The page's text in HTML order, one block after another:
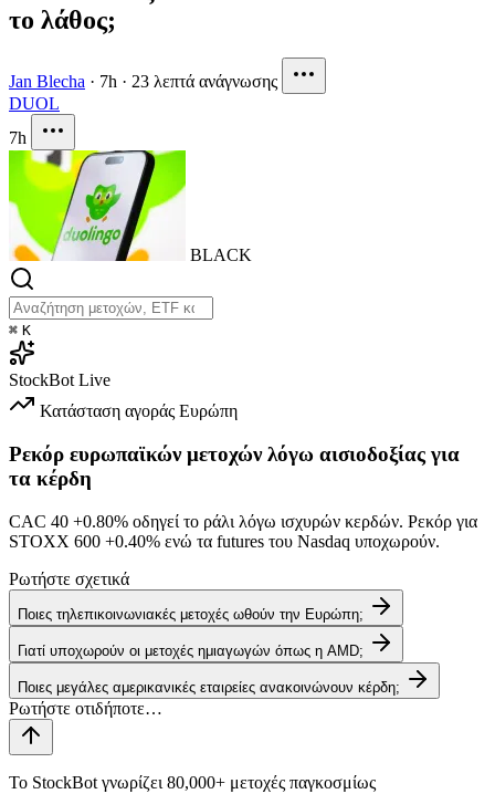
το λάθος;
Jan Blecha · 7h · 23 λεπτά ανάγνωσης
DUOL
7h
BLACK
⌘ K
StockBot Live
Κατάσταση αγοράς Ευρώπη
Ρεκόρ ευρωπαϊκών μετοχών λόγω αισιοδοξίας για
τα κέρδη
CAC 40 +0.80% οδηγεί το ράλι λόγω ισχυρών κερδών. Ρεκόρ για
STOXX 600 +0.40% ενώ τα futures του Nasdaq υποχωρούν.
Ρωτήστε σχετικά
Ποιες τηλεπικοινωνιακές μετοχές ωθούν την Ευρώπη;
Γιατί υποχωρούν οι μετοχές ημιαγωγών όπως η AMD;
Ποιες μεγάλες αμερικανικές εταιρείες ανακοινώνουν κέρδη;
Το StockBot γνωρίζει 80,000+ μετοχές παγκοσμίως